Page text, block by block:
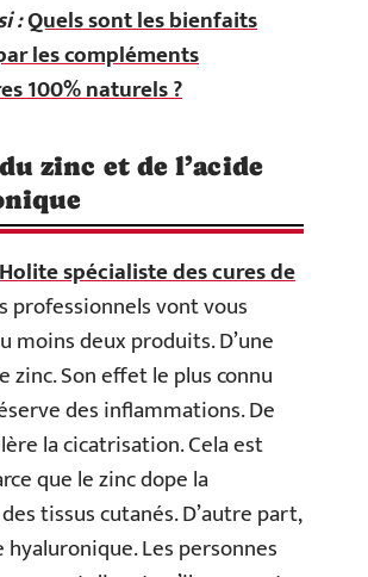
:Quels sont les bienfaits
les compléments
100% naturels ?
zinc et de l’acide
Holite spécialiste des cures de
professionnels vont vous
moins deux produits. D’une
zinc. Son effet le plus connu
des inflammations. De
la cicatrisation. Cela est
que le zinc dope la
tissus cutanés. D’autre part,
hyaluronique. Les personnes